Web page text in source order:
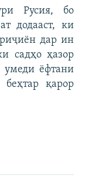
Русия, бо
додааст, ки
дар ин
садҳо ҳазор
умеди ёфтани
қарор